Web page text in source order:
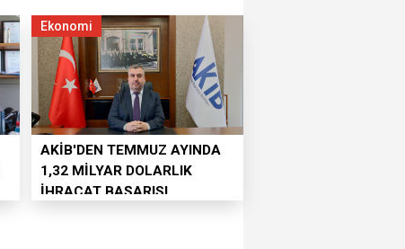
Ekonomi
AKİB'DEN TEMMUZ AYINDA
1,32 MİLYAR DOLARLIK
İHRACAT BAŞARISI